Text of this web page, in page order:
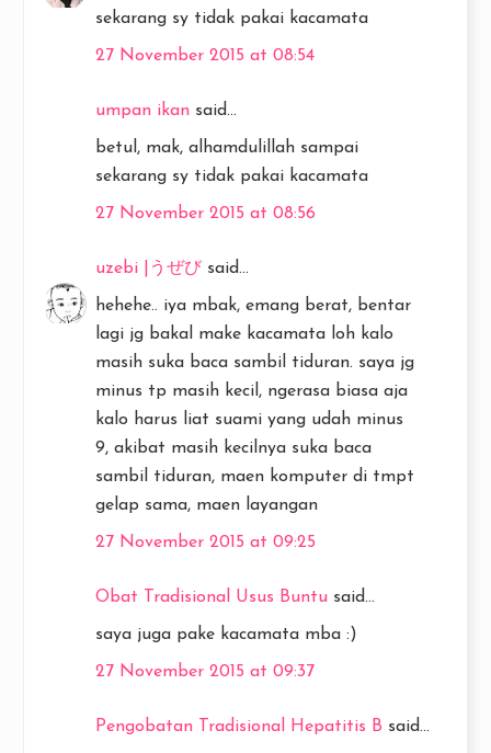
sekarang sy tidak pakai kacamata
27 November 2015 at 08:54
umpan ikan said...
betul, mak, alhamdulillah sampai
sekarang sy tidak pakai kacamata
27 November 2015 at 08:56
uzebi |うぜび said...
hehehe.. iya mbak, emang berat, bentar
lagi jg bakal make kacamata loh kalo
masih suka baca sambil tiduran. saya jg
minus tp masih kecil, ngerasa biasa aja
kalo harus liat suami yang udah minus
9, akibat masih kecilnya suka baca
sambil tiduran, maen komputer di tmpt
gelap sama, maen layangan
27 November 2015 at 09:25
Obat Tradisional Usus Buntu said...
saya juga pake kacamata mba :)
27 November 2015 at 09:37
Pengobatan Tradisional Hepatitis B said...